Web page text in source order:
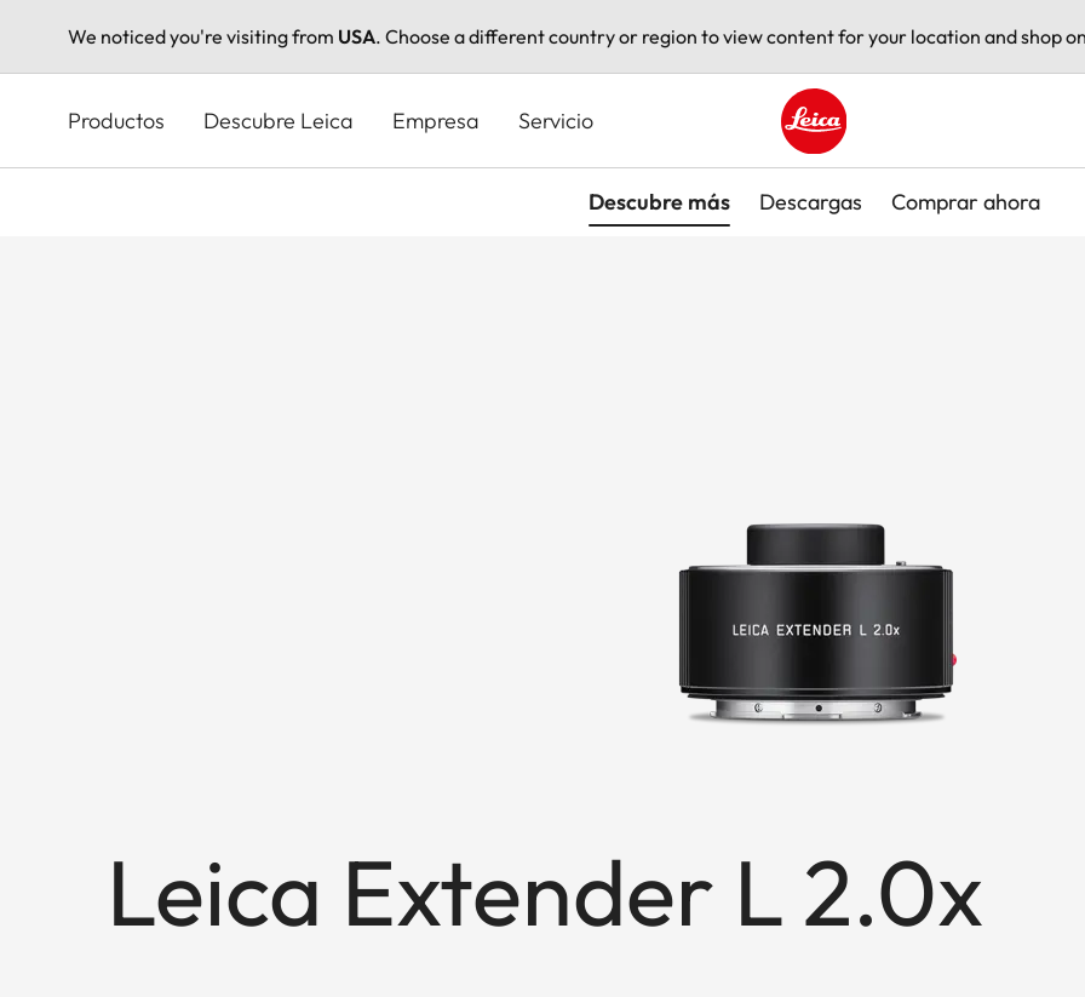
We noticed you're visiting from USA. Choose a different country or region to view content for your location and shop
principal
Productos Descubre Leica Empresa Servicio
Leica logo - Home
Descubre más Descargas Comprar ahora
Leica Extender L 2.0x